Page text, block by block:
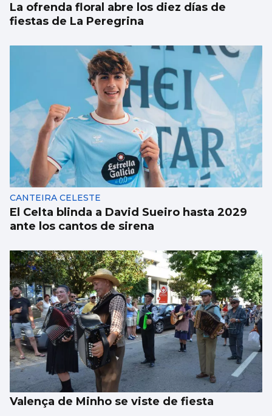
La ofrenda floral abre los diez días de
fiestas de La Peregrina
CANTEIRA CELESTE
El Celta blinda a David Sueiro hasta 2029
ante los cantos de sirena
Valença de Minho se viste de fiesta